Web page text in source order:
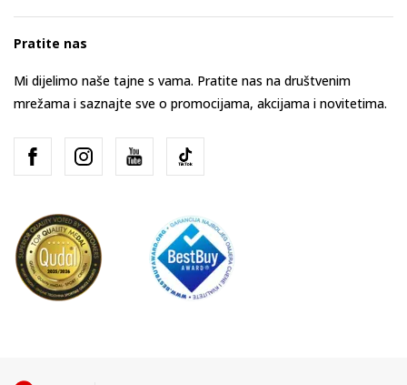
Pratite nas
Mi dijelimo naše tajne s vama. Pratite nas na društvenim
mrežama i saznajte sve o promocijama, akcijama i novitetima.